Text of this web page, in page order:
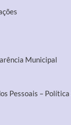
Municipal
Pessoais – Política